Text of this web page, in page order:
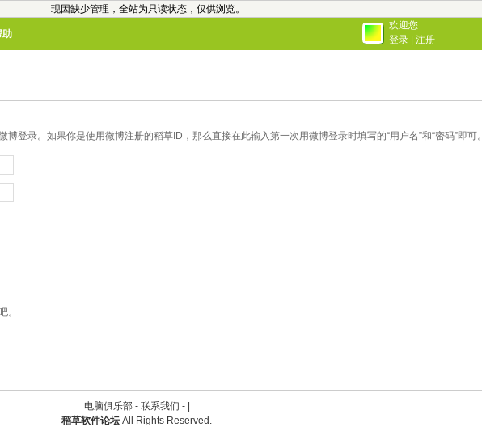
现因缺少管理，全站为只读状态，仅供浏览。
助
欢迎您
登录
注册
登录。如果你是使用微博注册的稻草ID，那么直接在此输入第一次用微博登录时填写的“用户名”和“密码”即可。
。
电脑俱乐部 - 联系我们 -
稻草软件论坛 All Rights Reserved.